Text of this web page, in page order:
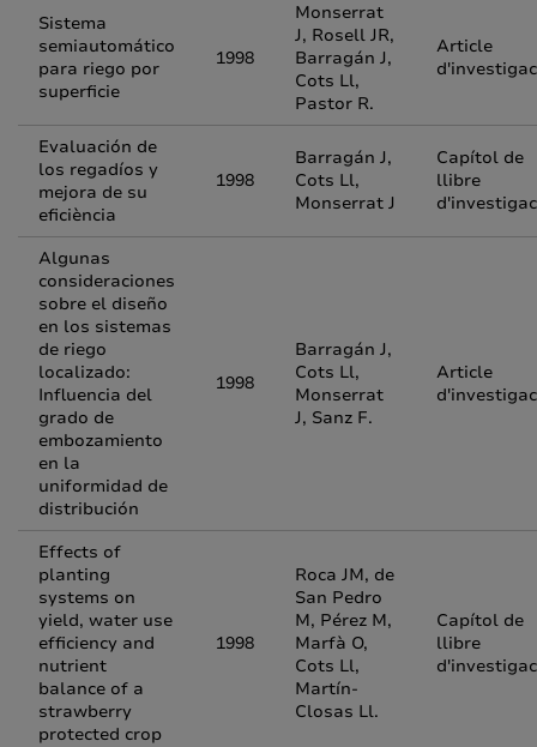
Sistema
semiautomático
para riego por
superficie
1998
Monserrat
J, Rosell JR,
Barragán J,
Cots Ll,
Pastor R.
Article
Evaluación de
los regadíos y
mejora de su
eficiència
1998
Barragán J,
Cots Ll,
Monserrat J
Capítol de
llibre
Algunas
consideraciones
sobre el diseño
en los sistemas
de riego
localizado:
Influencia del
grado de
embozamiento
en la
uniformidad de
distribución
1998
Barragán J,
Cots Ll,
Monserrat
J, Sanz F.
Article
Effects of
planting
systems on
yield, water use
efficiency and
nutrient
balance of a
strawberry
protected crop
1998
Roca JM, de
San Pedro
M, Pérez M,
Marfà O,
Cots Ll,
Martín-
Closas Ll.
Capítol de
llibre